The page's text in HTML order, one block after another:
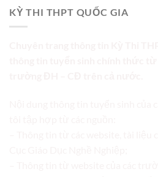
KỲ THI THPT QUỐC GIA